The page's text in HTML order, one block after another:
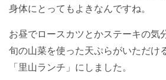
身体にとってもよきなんですね。
お昼でロースカツとかステーキの気
旬の山菜を使った天ぷらがいただけ
「里山ランチ」にしました。